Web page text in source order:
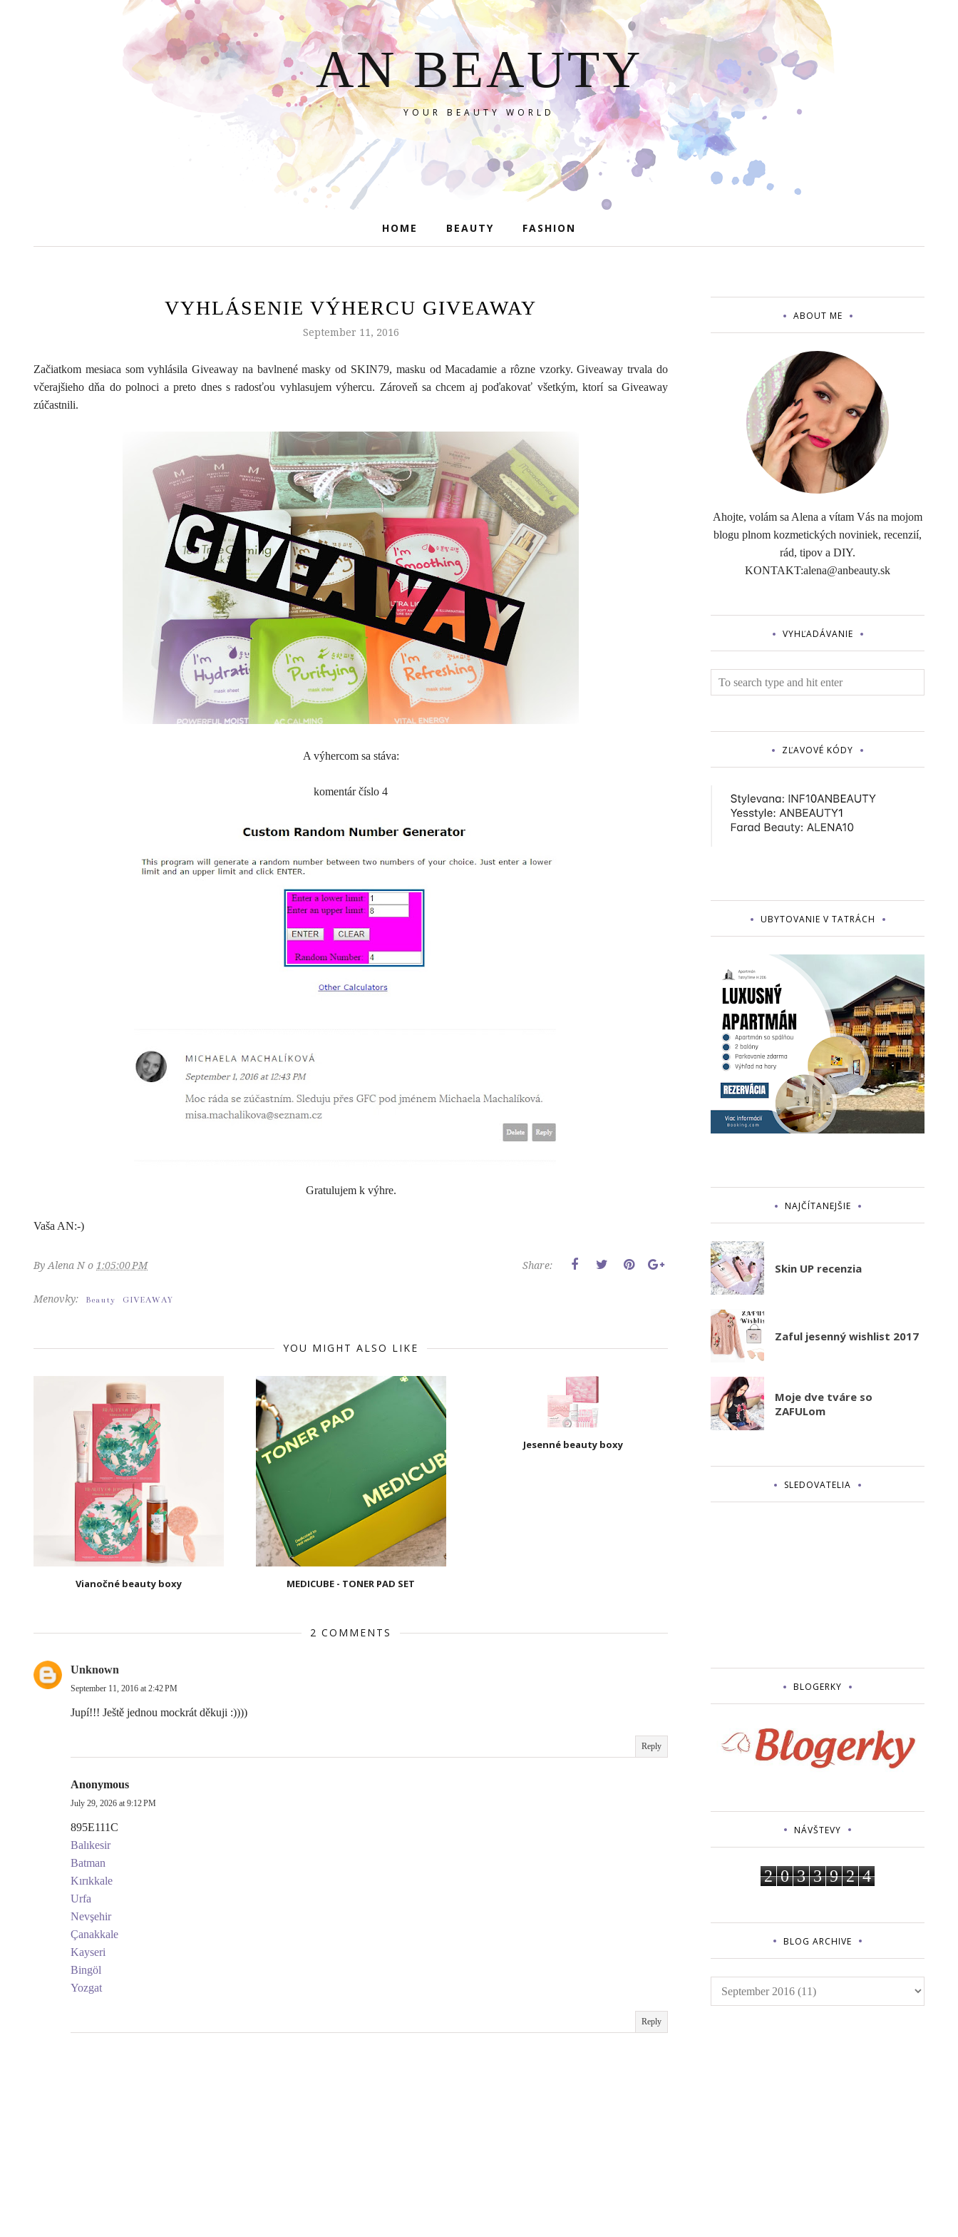
AN BEAUTY
YOUR BEAUTY WORLD
HOME BEAUTY FASHION
VYHLÁSENIE VÝHERCU GIVEAWAY
September 11, 2016
Začiatkom mesiaca som vyhlásila Giveaway na bavlnené masky od SKIN79, masku od Macadamie a rôzne vzorky. Giveaway trvala do
včerajšieho dňa do polnoci a preto dnes s radosťou vyhlasujem výhercu. Zároveň sa chcem aj poďakovať všetkým, ktorí sa Giveaway
zúčastnili.
A výhercom sa stáva:
komentár číslo 4
Gratulujem k výhre.
Vaša AN:-)
ByAlena N o 1:05:00 PM Share:
Menovky: Beauty GIVEAWAY
YOU MIGHT ALSO LIKE
Vianočné beauty boxy MEDICUBE - TONER PAD SET
Jesenné beauty boxy
2 COMMENTS
Unknown
September 11, 2016 at 2:42 PM
Jupí!!! Ještě jednou mockrát děkuji :))))
Reply
Anonymous
July 29, 2026 at 9:12 PM
895E111C
Balıkesir
Batman
Kırıkkale
Urfa
Nevşehir
Çanakkale
Kayseri
Bingöl
Yozgat
Reply
ABOUT ME
Ahojte, volám sa Alena a vítam Vás na mojom
blogu plnom kozmetických noviniek, recenzií,
rád, tipov a DIY.
KONTAKT:alena@anbeauty.sk
VYHĽADÁVANIE
ZĽAVOVÉ KÓDY
UBYTOVANIE V TATRÁCH
NAJČÍTANEJŠIE
Skin UP recenzia
Zaful jesenný wishlist 2017
Moje dve tváre so
ZAFULom
SLEDOVATELIA
BLOGERKY
NÁVŠTEVY
2 0 3 3 9 2 4
BLOG ARCHIVE